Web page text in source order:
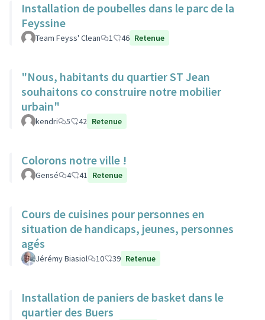
Installation de poubelles dans le parc de la
Feyssine
Team Feyss' Clean 1 46 Retenue
"Nous, habitants du quartier ST Jean
souhaitons co construire notre mobilier
urbain"
kendri 5 42 Retenue
Colorons notre ville !
Gensé 4 41 Retenue
Cours de cuisines pour personnes en
situation de handicaps, jeunes, personnes
agés
Jérémy Biasiol 10 39 Retenue
Installation de paniers de basket dans le
quartier des Buers